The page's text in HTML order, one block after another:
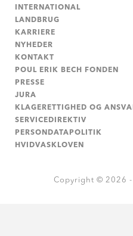
INTERNATIONAL
LANDBRUG
KARRIERE
NYHEDER
KONTAKT
POUL ERIK BECH FONDEN
PRESSE
JURA
KLAGERETTIGHED OG
SERVICEDIREKTIV
PERSONDATAPOLITIK
HVIDVASKLOVEN
Copyright © 2026 -